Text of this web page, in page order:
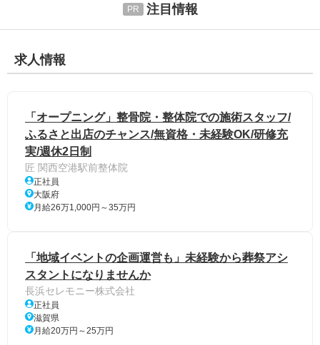
注目情報
求人情報
「オープニング」整骨院・整体院での施術スタッフ/
ふるさと出店のチャンス/無資格・未経験OK/研修充
実/週休2日制
匠 関西空港駅前整体院
正社員
大阪府
月給26万1,000円～35万円
「地域イベントの企画運営も」未経験から葬祭アシ
スタントになりませんか
長浜セレモニー株式会社
正社員
滋賀県
月給20万円～25万円